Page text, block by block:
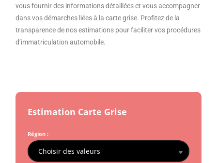
vous fournir des informations détaillées et vous accompagner
dans vos démarches liées à la carte grise. Profitez de la
transparence de nos estimations pour faciliter vos procédures
d’immatriculation automobile.
Estimation Carte Grise
Région :
Choisir des valeurs